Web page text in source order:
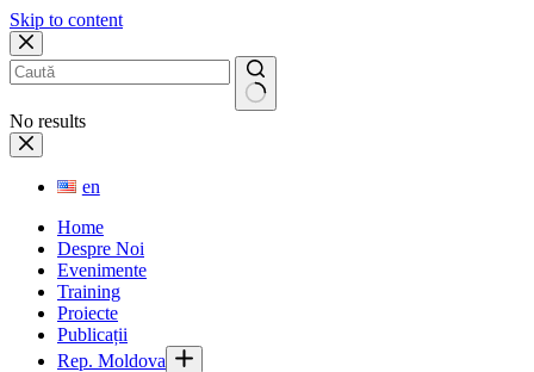
Skip to content
No results
en
Home
Despre Noi
Evenimente
Training
Proiecte
Publicații
Rep. Moldova